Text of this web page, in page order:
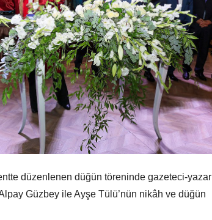
düzenlenen düğün töreninde gazeteci-yazar
Güzbey ile Ayşe Tülü’nün nikâh ve düğün